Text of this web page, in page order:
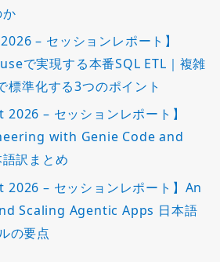
– セッションレポート】
で実現する本番SQL ETL｜複雑
標準化する3つのポイント
– セッションレポート】
with Genie Code and
訳まとめ
2026 – セッションレポート】An
Scaling Agentic Apps 日本語
の要点